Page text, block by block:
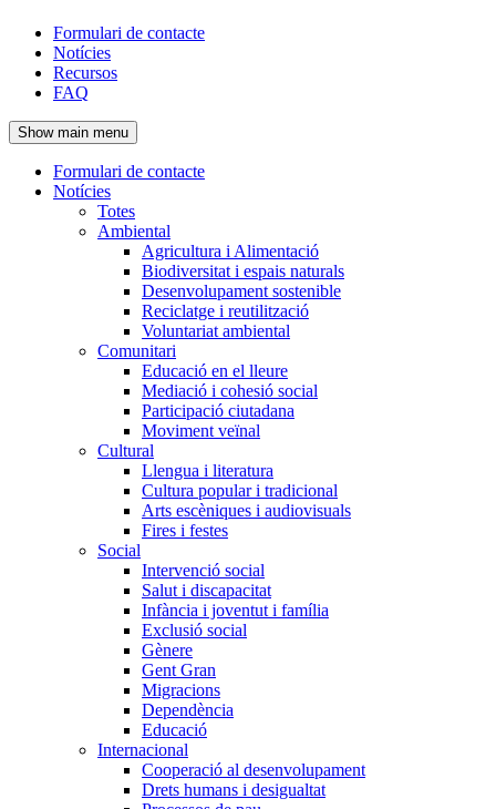
Navegació
principal
de
l'encapçalament
Formulari de contacte
Notícies
Recursos
FAQ
Show main menu
Navegació
principal
Formulari de contacte
Notícies
Totes
Ambiental
Agricultura i Alimentació
Biodiversitat i espais naturals
Desenvolupament sostenible
Reciclatge i reutilització
Voluntariat ambiental
Comunitari
Educació en el lleure
Mediació i cohesió social
Participació ciutadana
Moviment veïnal
Cultural
Llengua i literatura
Cultura popular i tradicional
Arts escèniques i audiovisuals
Fires i festes
Social
Intervenció social
Salut i discapacitat
Infància i joventut i família
Exclusió social
Gènere
Gent Gran
Migracions
Dependència
Educació
Internacional
Cooperació al desenvolupament
Drets humans i desigualtat